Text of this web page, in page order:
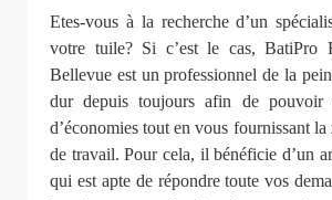
Etes-vous à la recherche d’un
votre tuile? Si c’est le cas, BatiPro
Bellevue est un professionnel de la
dur depuis toujours afin de pouvoir
d’économies tout en vous fournissant
de travail. Pour cela, il bénéficie d’un
qui est apte de répondre toute vos